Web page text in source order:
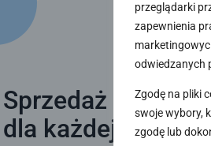
przeglądarki
zapewnienia
odwiedzanych
Zgodę na pliki
swoje wybory,
zgodę lub
Sprzedaż online
dla każdej firmy